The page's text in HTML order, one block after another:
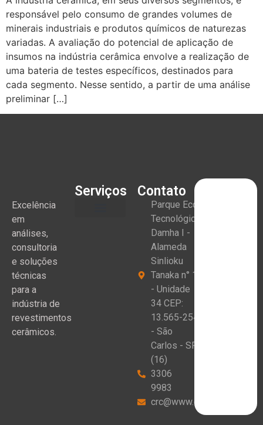
responsável pelo consumo de grandes volumes de
minerais industriais e produtos químicos de naturezas
variadas. A avaliação do potencial de aplicação de
insumos na indústria cerâmica envolve a realização de
uma bateria de testes específicos, destinados para
cada segmento. Nesse sentido, a partir de uma análise
preliminar […]
Excelência
em
análises,
consultoria
e soluções
técnicas
para a
indústria de
revestimentos
cerâmicos.
Serviços Contato
Parque Eco
Tecnológico
Damha I -
Alameda
Sinlioku
Tanaka n° 1
- Unidade
34 CEP:
13.565-254
- São
Carlos - SP
(16)
3306
9983
crc@www.crceram.com.br